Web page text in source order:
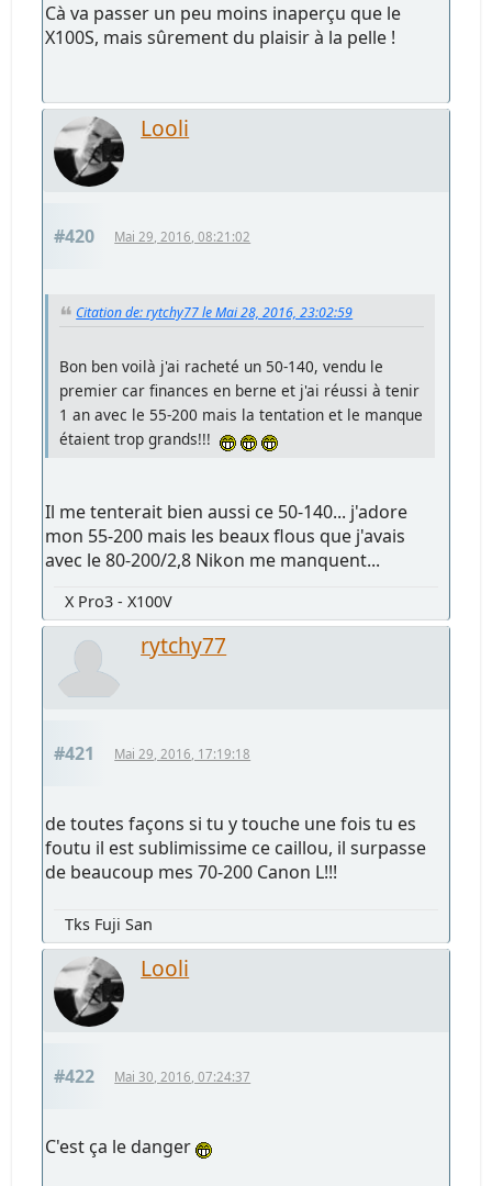
Cà va passer un peu moins inaperçu que le
X100S, mais sûrement du plaisir à la pelle !
Looli
#420 Mai 29, 2016, 08:21:02
Citation de: rytchy77 le Mai 28, 2016, 23:02:59
Bon ben voilà j'ai racheté un 50-140, vendu le
premier car finances en berne et j'ai réussi à tenir
1 an avec le 55-200 mais la tentation et le manque
étaient trop grands!!!
Il me tenterait bien aussi ce 50-140... j'adore
mon 55-200 mais les beaux flous que j'avais
avec le 80-200/2,8 Nikon me manquent...
X Pro3 - X100V
rytchy77
#421 Mai 29, 2016, 17:19:18
de toutes façons si tu y touche une fois tu es
foutu il est sublimissime ce caillou, il surpasse
de beaucoup mes 70-200 Canon L!!!
Tks Fuji San
Looli
#422 Mai 30, 2016, 07:24:37
C'est ça le danger